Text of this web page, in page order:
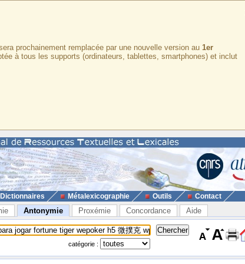
prochainement remplacée par une nouvelle version au 1er
à tous les supports (ordinateurs, tablettes, smartphones) et inclut
Dictionnaires Métalexicographie Outils Contact
Antonymie Proxémie Concordance Aide
catégorie :